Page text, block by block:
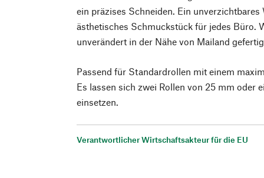
ein präzises Schneiden. Ein unverzichtbares
ästhetisches Schmuckstück für jedes Büro.
unverändert in der Nähe von Mailand
Passend für Standardrollen mit einem
Es lassen sich zwei Rollen von 25 mm oder
einsetzen.
Verantwortlicher Wirtschaftsakteur für die EU